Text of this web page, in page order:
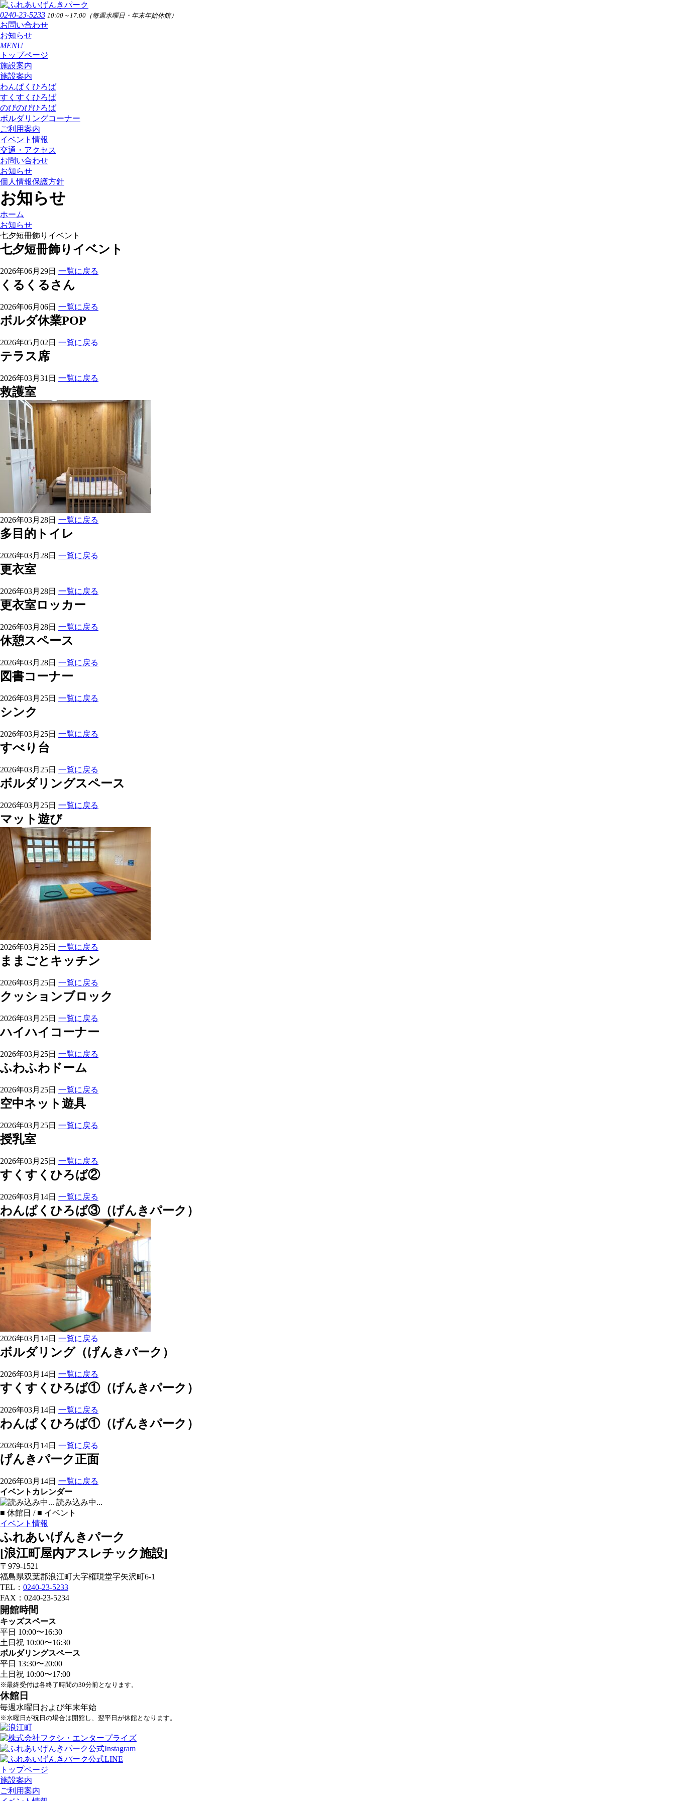
0240-23-5233 10:00～17:00（毎週水曜日・年末年始休館）
お問い合わせ
お知らせ
MENU
トップページ
施設案内
施設案内
わんぱくひろば
すくすくひろば
のびのびひろば
ボルダリングコーナー
ご利用案内
イベント情報
交通・アクセス
お問い合わせ
お知らせ
個人情報保護方針
お知らせ
ホーム
お知らせ
七夕短冊飾りイベント
七夕短冊飾りイベント
2026年06月29日 一覧に戻る
くるくるさん
2026年06月06日 一覧に戻る
ボルダ休業POP
2026年05月02日 一覧に戻る
テラス席
2026年03月31日 一覧に戻る
救護室
2026年03月28日 一覧に戻る
多目的トイレ
2026年03月28日 一覧に戻る
更衣室
2026年03月28日 一覧に戻る
更衣室ロッカー
2026年03月28日 一覧に戻る
休憩スペース
2026年03月28日 一覧に戻る
図書コーナー
2026年03月25日 一覧に戻る
シンク
2026年03月25日 一覧に戻る
すべり台
2026年03月25日 一覧に戻る
ボルダリングスペース
2026年03月25日 一覧に戻る
マット遊び
2026年03月25日 一覧に戻る
ままごとキッチン
2026年03月25日 一覧に戻る
クッションブロック
2026年03月25日 一覧に戻る
ハイハイコーナー
2026年03月25日 一覧に戻る
ふわふわドーム
2026年03月25日 一覧に戻る
空中ネット遊具
2026年03月25日 一覧に戻る
授乳室
2026年03月25日 一覧に戻る
すくすくひろば②
2026年03月14日 一覧に戻る
わんぱくひろば③（げんきパーク）
2026年03月14日 一覧に戻る
ボルダリング（げんきパーク）
2026年03月14日 一覧に戻る
すくすくひろば①（げんきパーク）
2026年03月14日 一覧に戻る
わんぱくひろば①（げんきパーク）
2026年03月14日 一覧に戻る
げんきパーク正面
2026年03月14日 一覧に戻る
イベントカレンダー
読み込み中...
■ 休館日 / ■ イベント
イベント情報
ふれあいげんきパーク
[浪江町屋内アスレチック施設]
〒979-1521
福島県双葉郡浪江町大字権現堂字矢沢町6-1
TEL： 0240-23-5233
FAX：0240-23-5234
開館時間
キッズスペース
平日 10:00〜16:30
土日祝 10:00〜16:30
ボルダリングスペース
平日 13:30〜20:00
土日祝 10:00〜17:00
※最終受付は各終了時間の30分前となります。
休館日
毎週水曜日および年末年始
※水曜日が祝日の場合は開館し、翌平日が休館となります。
トップページ
施設案内
ご利用案内